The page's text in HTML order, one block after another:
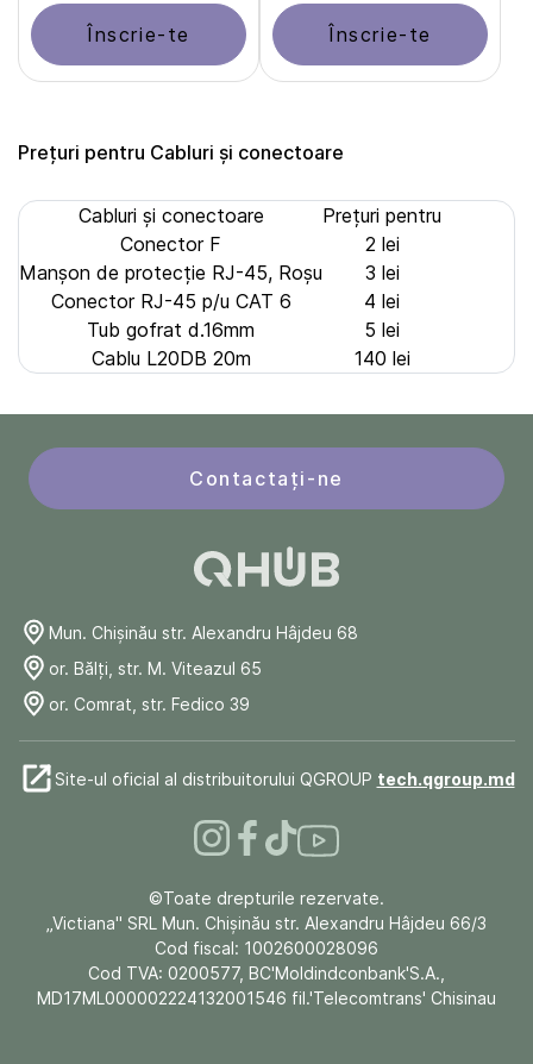
Înscrie-te Înscrie-te
Prețuri pentru Cabluri și сonectoare
Cabluri și сonectoare
Prețuri pentru
Conector F
2 lei
Manșon de protecție RJ-45, Roșu
3 lei
Conector RJ-45 p/u CAT 6
4 lei
Tub gofrat d.16mm
5 lei
Cablu L20DB 20m
140 lei
Contactați-ne
Mun. Chişinău str. Alexandru Hâjdeu 68
or. Bălți, str. M. Viteazul 65
or. Comrat, str. Fedico 39
Site-ul oficial al distribuitorului QGROUP tech.qgroup.md
©Toate drepturile rezervate.
„Victiana" SRL Mun. Chişinău str. Alexandru Hâjdeu 66/3
Cod fiscal: 1002600028096
Cod TVA: 0200577, BC'Moldindconbank'S.A.,
MD17ML000002224132001546 fil.'Telecomtrans' Chisinau